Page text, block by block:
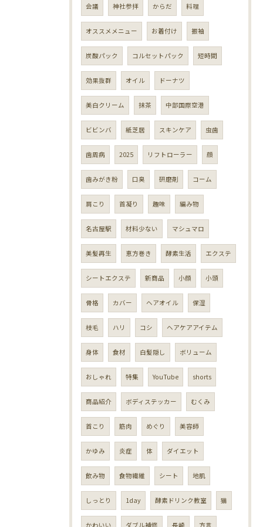
会議 神社参拝 からだ 料理
オススメメニュー お着付け 振袖
炭酸パック コルセットパック 短時間
効果抜群 オイル ドーナツ
美白クリーム 抹茶 中部国際空港
ビビンバ 紙芝居 スキンケア 虫歯
歯周病 2025 リフトローラー 顔
歯みがき粉 口臭 研磨剤 コーム
肩こり 首凝り 趣味 編み物
名古屋駅 材料少ない マシュマロ
美髪再生 恵方巻き 酵素生活 エクステ
シートエクステ 新商品 小顔 小頭
骨格 カバー ヘアオイル 保湿
枝毛 ハリ コシ ヘアケアアイテム
身体 食材 白髪隠し ボリューム
おしゃれ 特集 YouTube shorts
商品紹介 ボディステッカー むくみ
首こり 筋肉 めぐり 美容師
かゆみ 炎症 体 ダイエット
飲み物 食物繊維 シート 地肌
しっとり 1day 酵素ドリンク教室 猫
かわいい ダブル補修 長崎 方言